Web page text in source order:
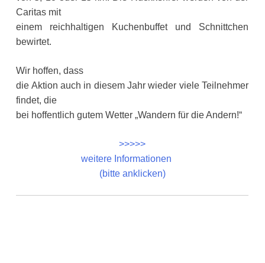
Caritas mit
einem reichhaltigen Kuchenbuffet und Schnittchen
bewirtet.
Wir hoffen, dass
die Aktion auch in diesem Jahr wieder viele Teilnehmer
findet, die
bei hoffentlich gutem Wetter „Wandern für die Andern!“
>>>>>
weitere Informationen
(bitte anklicken)